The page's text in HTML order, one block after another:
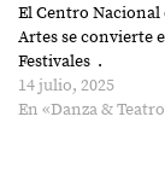
El Centro Nacional
Artes se convierte
Festivales .
14 julio, 2025
En «Danza &